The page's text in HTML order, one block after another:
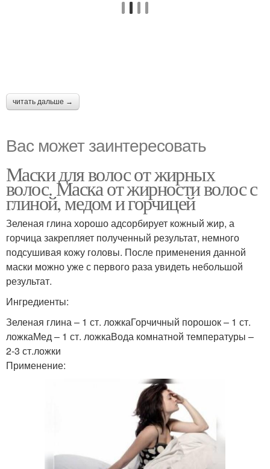
читать дальше →
Вас может заинтересовать
Маски для волос от жирных
волос. Маска от жирности волос с
глиной, медом и горчицей
Зеленая глина хорошо адсорбирует кожный жир, а
горчица закрепляет полученный результат, немного
подсушивая кожу головы. После применения данной
маски можно уже с первого раза увидеть небольшой
результат.
Ингредиенты:
Зеленая глина – 1 ст. ложкаГорчичный порошок – 1 ст.
ложкаМед – 1 ст. ложкаВода комнатной температуры –
2-3 ст.ложки
Применение: